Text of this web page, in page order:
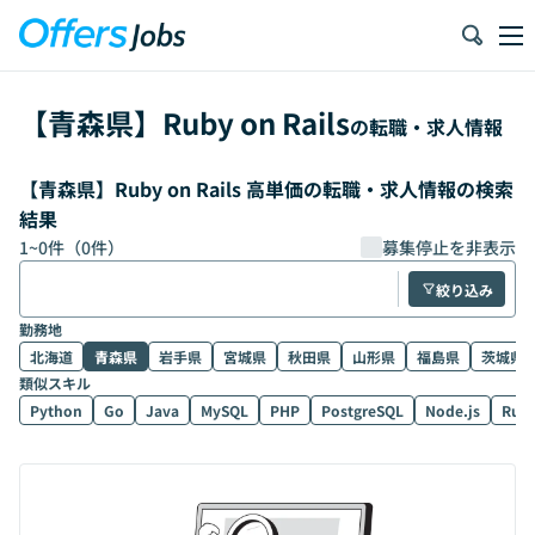
【青森県】 Ruby on Railsの転職・求人情報
【青森県】Ruby on Rails 高単価の転職・求人情報の検索
結果
1~0件（0件） 募集停止を非表示
絞り込み
勤務地
北海道
青森県 岩手県 宮城県 秋田県 山形県 福島県
茨城県
類似スキル
Python
Go Java MySQL PHP PostgreSQL Node.js